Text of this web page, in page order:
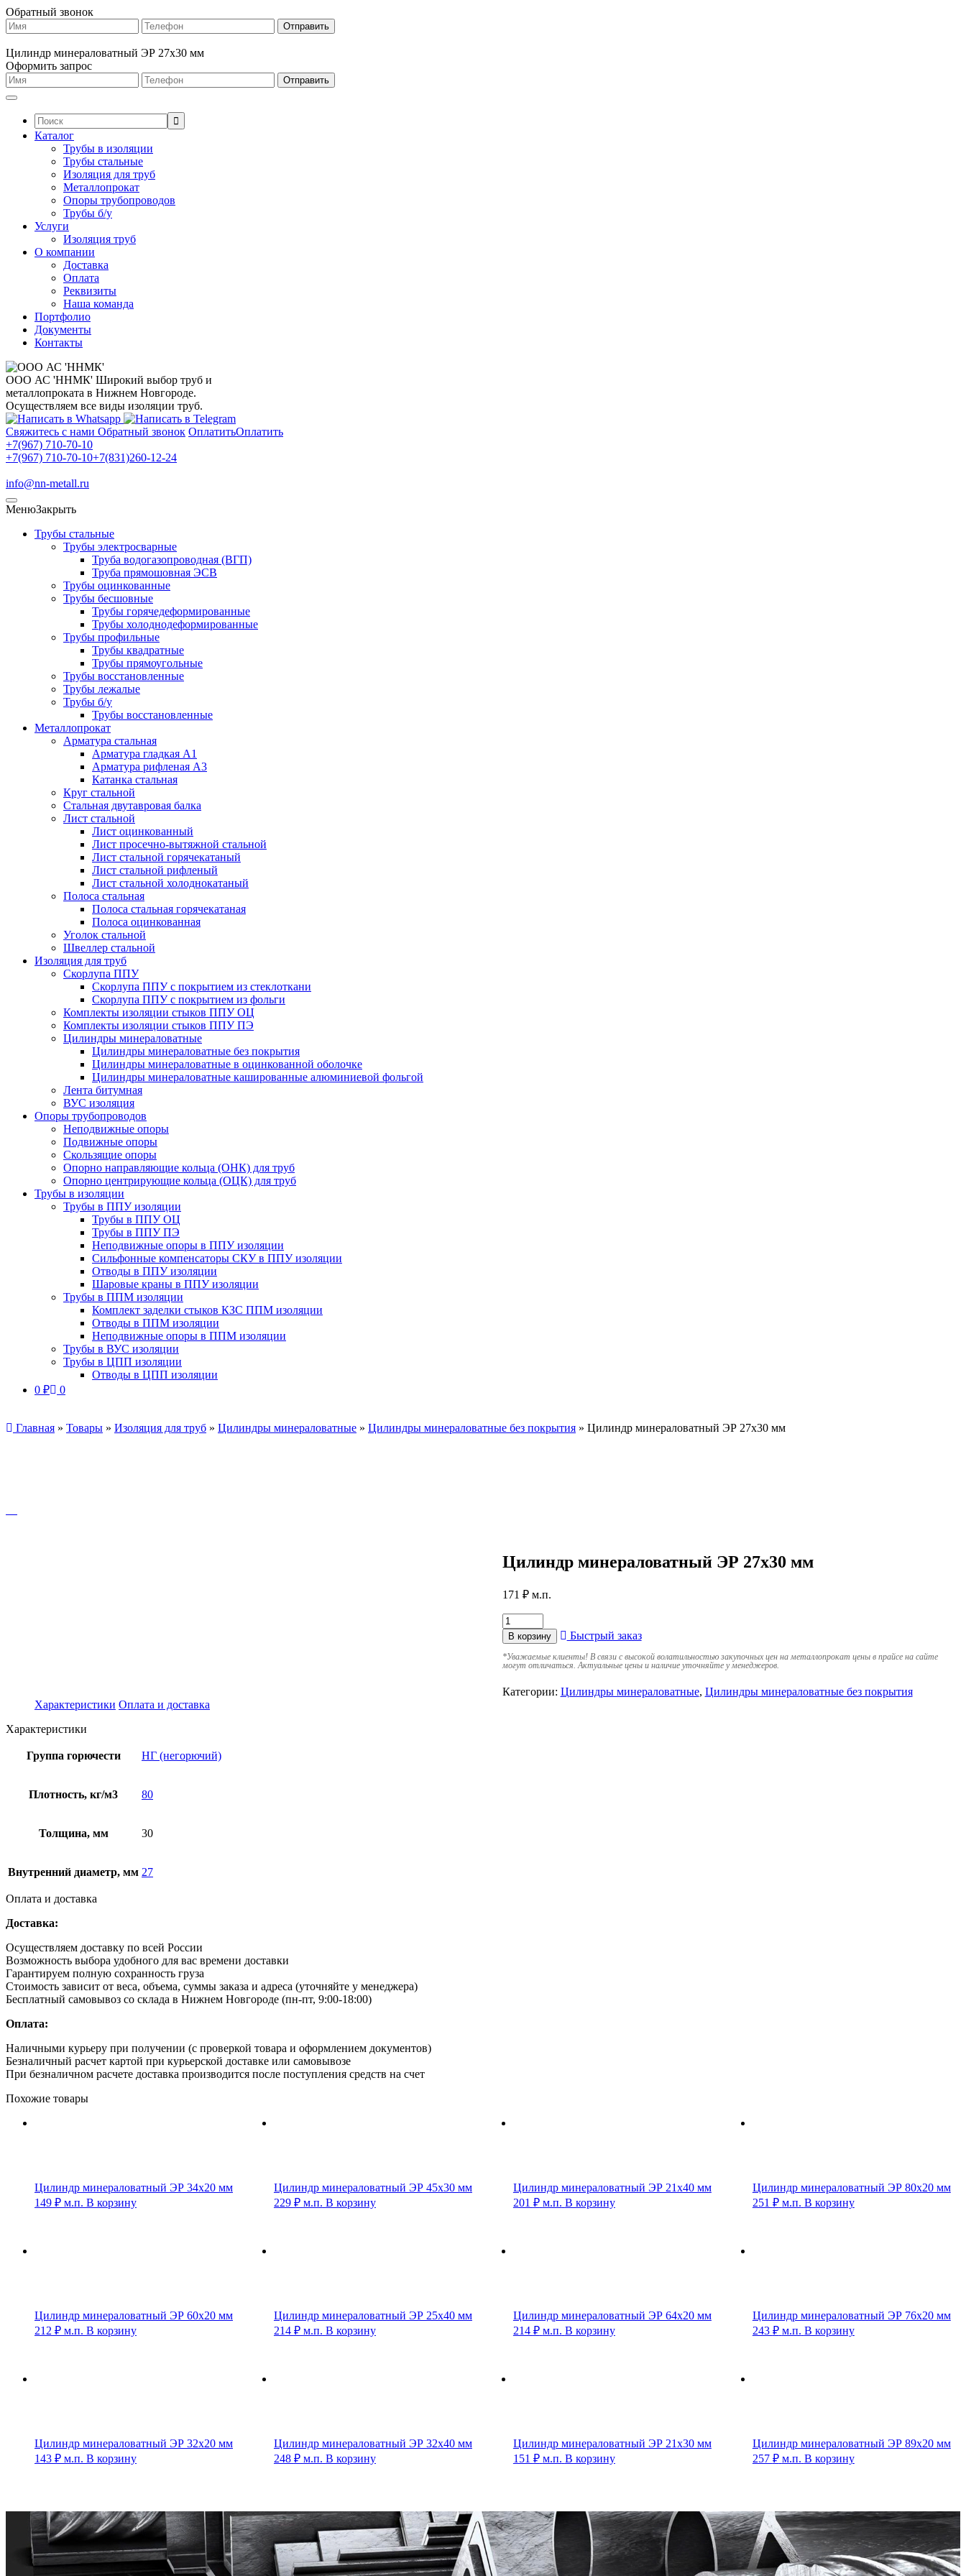
Обратный звонок
Цилиндр минераловатный ЭР 27х30 мм
Оформить запрос
Поиск:
Каталог
Трубы в изоляции
Трубы стальные
Изоляция для труб
Металлопрокат
Опоры трубопроводов
Трубы б/у
Услуги
Изоляция труб
О компании
Доставка
Оплата
Реквизиты
Наша команда
Портфолио
Документы
Контакты
ООО АС 'ННМК' Широкий выбор труб и
металлопроката в Нижнем Новгороде.
Осуществляем все виды изоляции труб.
Свяжитесь с нами Обратный звонок ОплатитьОплатить
+7(967) 710-70-10
+7(967) 710-70-10+7(831)260-12-24
info@nn-metall.ru
МенюЗакрыть
Трубы стальные
Трубы электросварные
Труба водогазопроводная (ВГП)
Труба прямошовная ЭСВ
Трубы оцинкованные
Трубы бесшовные
Трубы горячедеформированные
Трубы холоднодеформированные
Трубы профильные
Трубы квадратные
Трубы прямоугольные
Трубы восстановленные
Трубы лежалые
Трубы б/у
Трубы восстановленные
Металлопрокат
Арматура стальная
Арматура гладкая А1
Арматура рифленая А3
Катанка стальная
Круг стальной
Стальная двутавровая балка
Лист стальной
Лист оцинкованный
Лист просечно-вытяжной стальной
Лист стальной горячекатаный
Лист стальной рифленый
Лист стальной холоднокатаный
Полоса стальная
Полоса стальная горячекатаная
Полоса оцинкованная
Уголок стальной
Швеллер стальной
Изоляция для труб
Скорлупа ППУ
Скорлупа ППУ с покрытием из стеклоткани
Скорлупа ППУ с покрытием из фольги
Комплекты изоляции стыков ППУ ОЦ
Комплекты изоляции стыков ППУ ПЭ
Цилиндры минераловатные
Цилиндры минераловатные без покрытия
Цилиндры минераловатные в оцинкованной оболочке
Цилиндры минераловатные кашированные алюминиевой фольгой
Лента битумная
ВУС изоляция
Опоры трубопроводов
Неподвижные опоры
Подвижные опоры
Скользящие опоры
Опорно направляющие кольца (ОНК) для труб
Опорно центрирующие кольца (ОЦК) для труб
Трубы в изоляции
Трубы в ППУ изоляции
Трубы в ППУ ОЦ
Трубы в ППУ ПЭ
Неподвижные опоры в ППУ изоляции
Сильфонные компенсаторы СКУ в ППУ изоляции
Отводы в ППУ изоляции
Шаровые краны в ППУ изоляции
Трубы в ППМ изоляции
Комплект заделки стыков КЗС ППМ изоляции
Отводы в ППМ изоляции
Неподвижные опоры в ППМ изоляции
Трубы в ВУС изоляции
Трубы в ЦПП изоляции
Отводы в ЦПП изоляции
0 ₽ 0
Главная » Товары » Изоляция для труб » Цилиндры минераловатные » Цилиндры минераловатные без покрытия » Цилиндр минераловатный ЭР 27х30 мм
Цилиндр минераловатный ЭР 27х30 мм
171 ₽ м.п.
В корзину Быстрый заказ
*Уважаемые клиенты! В связи с высокой волатильностью закупочных цен на металлопрокат цены в прайсе на сайте
могут отличаться. Актуальные цены и наличие уточняйте у менеджеров.
Категории: Цилиндры минераловатные, Цилиндры минераловатные без покрытия
Характеристики Оплата и доставка
Характеристики
Группа горючести НГ (негорючий)
Плотность, кг/м3 80
Толщина, мм 30
Внутренний диаметр, мм 27
Оплата и доставка
Доставка:
Осуществляем доставку по всей России
Возможность выбора удобного для вас времени доставки
Гарантируем полную сохранность груза
Стоимость зависит от веса, объема, суммы заказа и адреса (уточняйте у менеджера)
Бесплатный самовывоз со склада в Нижнем Новгороде (пн-пт, 9:00-18:00)
Оплата:
Наличными курьеру при получении (с проверкой товара и оформлением документов)
Безналичный расчет картой при курьерской доставке или самовывозе
При безналичном расчете доставка производится после поступления средств на счет
Похожие товары
Цилиндр минераловатный ЭР 34х20 мм
149 ₽ м.п. В корзину
Цилиндр минераловатный ЭР 45х30 мм
229 ₽ м.п. В корзину
Цилиндр минераловатный ЭР 21х40 мм
201 ₽ м.п. В корзину
Цилиндр минераловатный ЭР 80х20 мм
251 ₽ м.п. В корзину
Цилиндр минераловатный ЭР 60х20 мм
212 ₽ м.п. В корзину
Цилиндр минераловатный ЭР 25х40 мм
214 ₽ м.п. В корзину
Цилиндр минераловатный ЭР 64х20 мм
214 ₽ м.п. В корзину
Цилиндр минераловатный ЭР 76х20 мм
243 ₽ м.п. В корзину
Цилиндр минераловатный ЭР 32х20 мм
143 ₽ м.п. В корзину
Цилиндр минераловатный ЭР 32х40 мм
248 ₽ м.п. В корзину
Цилиндр минераловатный ЭР 21х30 мм
151 ₽ м.п. В корзину
Цилиндр минераловатный ЭР 89х20 мм
257 ₽ м.п. В корзину